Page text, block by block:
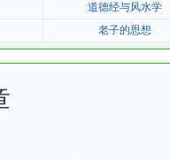
道德经与风水学
老子的思想